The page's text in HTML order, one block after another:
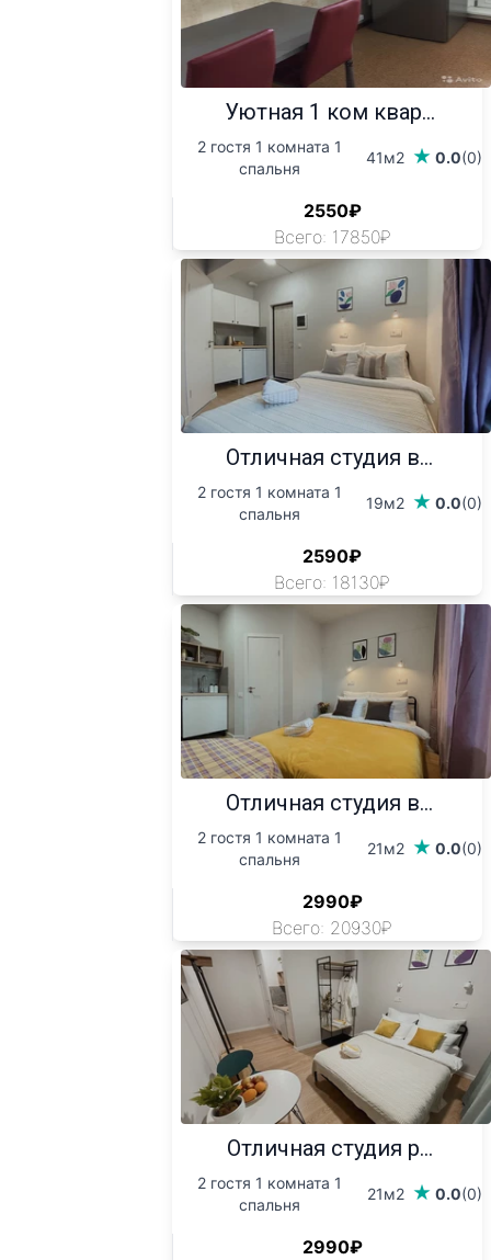
Уютная 1 ком квар...
2 гостя 1 комната 1
спальня
41м2 0.0(0)
2550₽
Всего: 17850₽
Отличная студия в...
2 гостя 1 комната 1
спальня
19м2 0.0(0)
2590₽
Всего: 18130₽
Отличная студия в...
2 гостя 1 комната 1
спальня
21м2 0.0(0)
2990₽
Всего: 20930₽
Отличная студия р...
2 гостя 1 комната 1
спальня
21м2 0.0(0)
2990₽